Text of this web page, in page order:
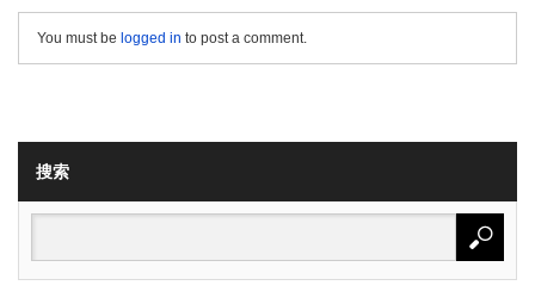
You must be logged in to post a comment.
搜索